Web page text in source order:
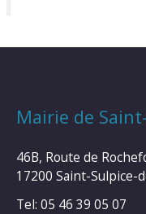
Mairie de
46B, Route de
17200 Saint-Sulpice-
Tel: 05 46 39 05 07